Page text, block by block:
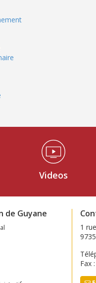
Videos
de Guyane
1
Fax